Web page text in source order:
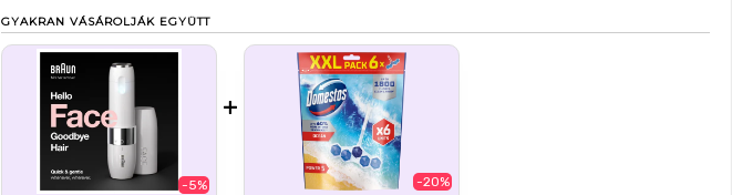
GYAKRAN VÁSÁROLJÁK EGYÜTT
-5%
+
-20%